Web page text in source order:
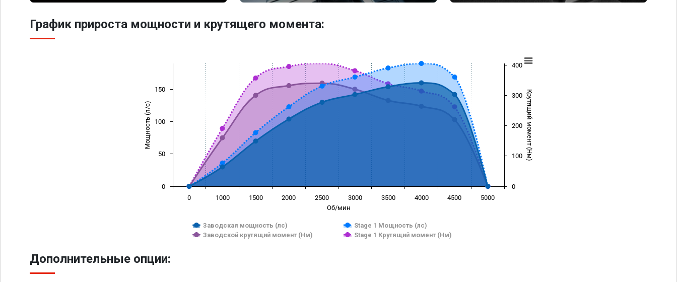
График прироста мощности и крутящего момента:
Об/мин
Мощность (л/с) Крутящий момент (Нм)
Заводская мощность (лс)
Stage 1 Мощность (лс)
Заводской крутящий момент (Нм)
Stage 1 Крутящий момент (Нм)
0 1000 1500 2000 2500 3000 3500 4000 4500 5000
0
50
100
150
0
100
200
300
400
Дополнительные опции: